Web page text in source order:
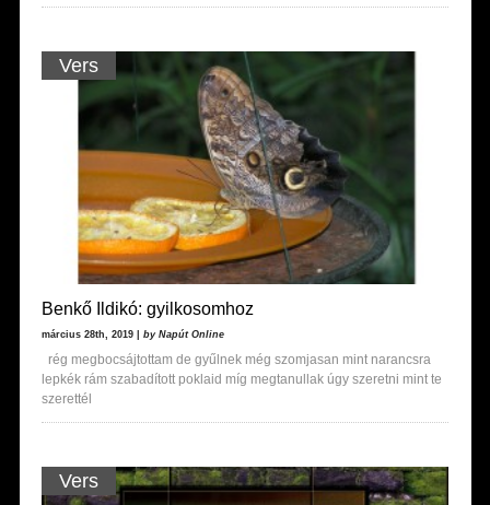
Vers
Benkő Ildikó: gyilkosomhoz
március 28th, 2019 | by Napút Online
rég megbocsájtottam de gyűlnek még szomjasan mint narancsra
lepkék rám szabadított poklaid míg megtanullak úgy szeretni mint te
szerettél
Vers